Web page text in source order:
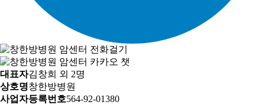
대표자김창희 외 2명
상호명창한방병원
사업자등록번호564-92-01380